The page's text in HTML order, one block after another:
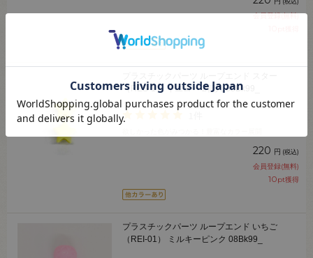
会員登録(無料)
（RES-1） イエロー 2個入 08Bk99_
220 円 (税込)
会員登録(無料)
10pt獲得
プラスチックパーツ ループエンド いちご
（REI-01） ミルキーピンク 08Bk99_